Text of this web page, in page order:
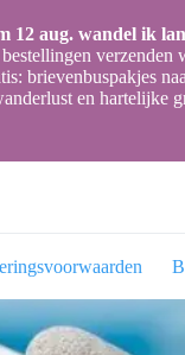
12 aug. wandel ik
verzenden
brievenbuspakjes
en hartelijke